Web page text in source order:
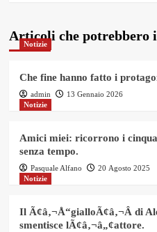
Articoli che potrebbero
Notizie
Che fine hanno fatto i
admin
13 Gennaio 2026
Notizie
Amici miei: ricorrono i
senza tempo.
Pasquale Alfano
20 Agosto 2025
Notizie
Il Ã¢â‚¬Å“gialloÃ¢â‚¬Â di
smentisce lÃ¢â‚¬â„¢attore.